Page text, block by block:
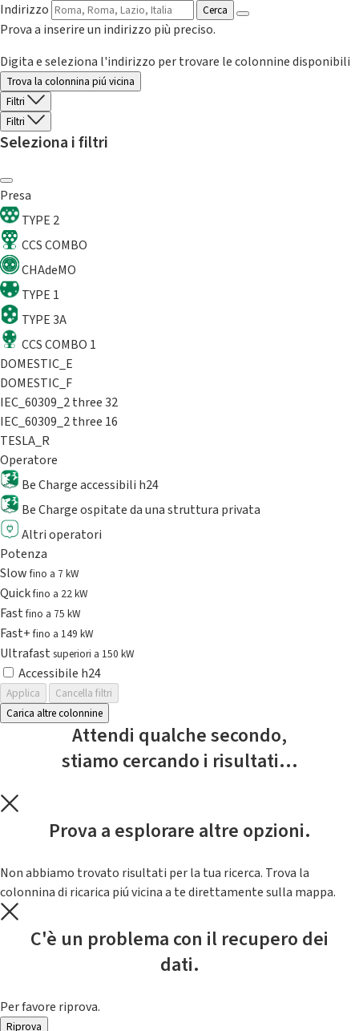
Indirizzo
Cerca
Prova a inserire un indirizzo più preciso.
Digita e seleziona l'indirizzo per trovare le colonnine disponibili
Trova la colonnina piú vicina
Filtri
Filtri
Seleziona i filtri
Presa
TYPE 2
CCS COMBO
CHAdeMO
TYPE 1
TYPE 3A
CCS COMBO 1
DOMESTIC_E
DOMESTIC_F
IEC_60309_2 three 32
IEC_60309_2 three 16
TESLA_R
Operatore
Be Charge accessibili h24
Be Charge ospitate da una struttura privata
Altri operatori
Potenza
Slowfino a 7 kW
Quickfino a 22 kW
Fastfino a 75 kW
Fast+fino a 149 kW
Ultrafast superiori a 150 kW
Accessibile h24
Applica
Cancella filtri
Carica altre colonnine
Attendi qualche secondo,
stiamo cercando i risultati...
Prova a esplorare altre opzioni.
Non abbiamo trovato risultati per la tua ricerca. Trova la
colonnina di ricarica piú vicina a te direttamente sulla mappa.
C'è un problema con il recupero dei
dati.
Per favore riprova.
Riprova